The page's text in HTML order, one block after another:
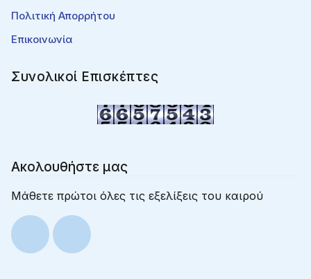
Πολιτική Απορρήτου
Επικοινωνία
Συνολικοί Επισκέπτες
Ακολουθήστε μας
Μάθετε πρώτοι όλες τις εξελίξεις του καιρού